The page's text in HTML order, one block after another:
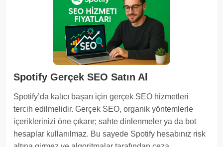
Spotify Gerçek SEO Satın Al
Spotify’da kalıcı başarı için gerçek SEO hizmetleri
tercih edilmelidir. Gerçek SEO, organik yöntemlerle
içeriklerinizi öne çıkarır; sahte dinlenmeler ya da bot
hesaplar kullanılmaz. Bu sayede Spotify hesabınız risk